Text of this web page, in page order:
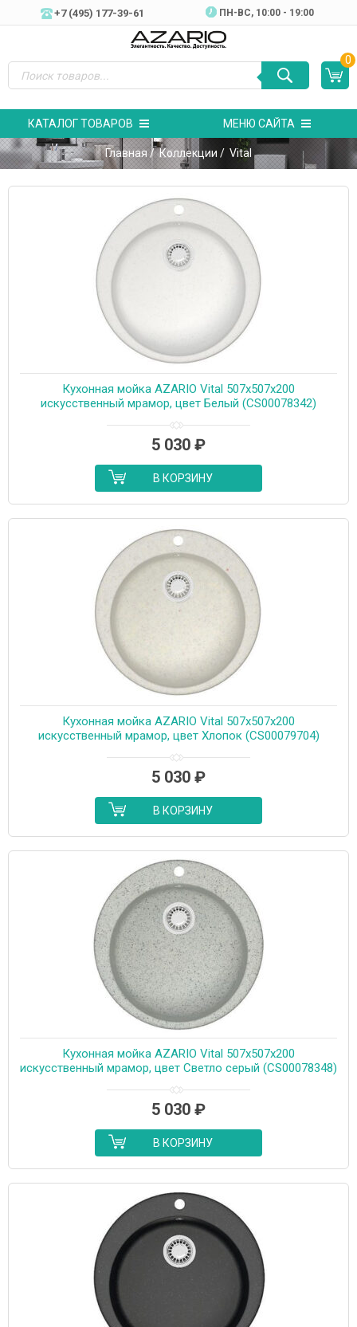
+7 (495) 177-39-61 ПН-ВC, 10:00 - 19:00
0
КАТАЛОГ ТОВАРОВ МЕНЮ САЙТА
Главная/Коллекции / Vital
Кухонная мойка AZARIO Vital 507x507x200
искусственный мрамор, цвет Белый (CS00078342)
5 030 ₽
В КОРЗИНУ
Кухонная мойка AZARIO Vital 507x507x200
искусственный мрамор, цвет Хлопок (CS00079704)
5 030 ₽
В КОРЗИНУ
Кухонная мойка AZARIO Vital 507x507x200
искусственный мрамор, цвет Светло серый (CS00078348)
5 030 ₽
В КОРЗИНУ